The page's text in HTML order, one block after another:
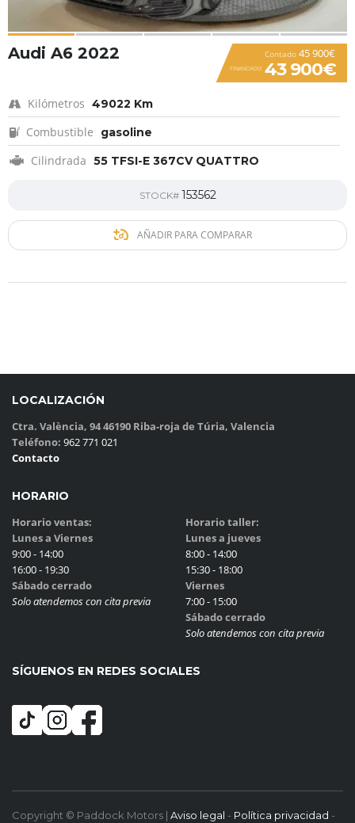
Contado 45 900€
FINANCIADO 43 900€
Audi A6 2022
Kilómetros 49022 Km
Combustible gasoline
Cilindrada 55 TFSI-E 367CV QUATTRO
STOCK# 153562
AÑADIR PARA COMPARAR
LOCALIZACIÓN
Ctra. València, 94 46190 Riba-roja de Túria, Valencia
Teléfono: 962 771 021
Contacto
HORARIO
Horario ventas:
Lunes a Viernes
9:00 - 14:00
16:00 - 19:30
Sábado cerrado
Solo atendemos con cita previa
Horario taller:
Lunes a jueves
8:00 - 14:00
15:30 - 18:00
Viernes
7:00 - 15:00
Sábado cerrado
Solo atendemos con cita previa
SÍGUENOS EN REDES SOCIALES
Copyright © Paddock Motors | Aviso legal - Política privacidad -